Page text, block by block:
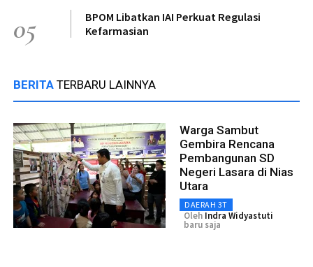
05
BPOM Libatkan IAI Perkuat Regulasi
Kefarmasian
BERITA TERBARU LAINNYA
Warga Sambut
Gembira Rencana
Pembangunan SD
Negeri Lasara di Nias
Utara
DAERAH 3T
Oleh Indra Widyastuti
baru saja